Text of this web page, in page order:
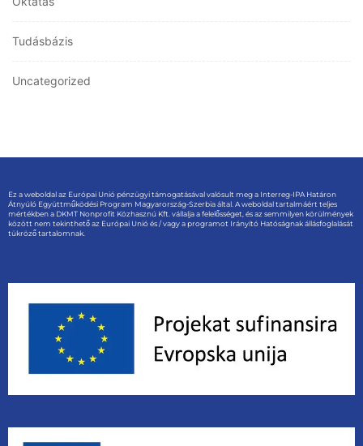
Tudásbázis
Uncategorized
Ez a weboldal az Európai Unió pénzügyi támogatásával valósult meg a Interreg-IPA Határon
Átnyúló Együttműködési Program Magyarország-Szerbia által. A weboldal tartalmáért teljes
mértékben a DKMT Nonprofit Közhasznú Kft. vállalja a felelősséget, és az semmilyen körülmények
között nem tekinthető az Európai Unió és / vagy a programot Irányító Hatóságnak állásfoglalását
tükröző tartalomnak.